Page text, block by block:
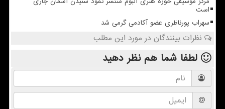
است
سهراب پورناظری عضو آکادمی گرمی شد
نظرات بینندگان در مورد این مطلب
لطفا شما همنظر دهید